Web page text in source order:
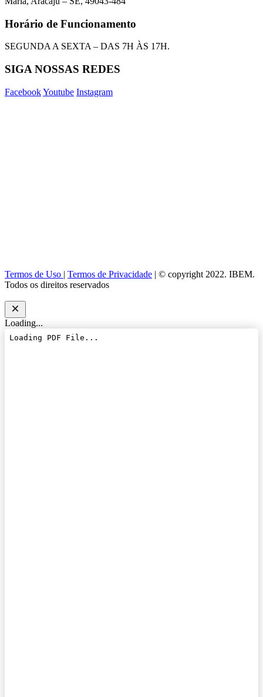
Horário de Funcionamento
SEGUNDA A SEXTA – DAS 7H ÀS 17H.
SIGA NOSSAS REDES
FacebookYoutube Instagram
Termos de Uso | Termos de Privacidade | © copyright 2022. IBEM.
Todos os direitos reservados
Loading...